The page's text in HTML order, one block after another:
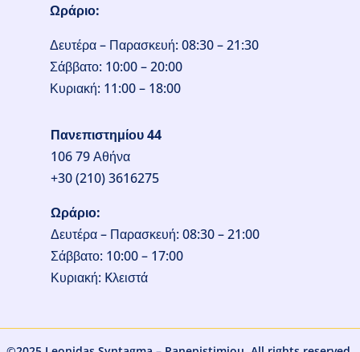
Ωράριο:
Δευτέρα – Παρασκευή: 08:30 – 21:30
Σάββατο: 10:00 – 20:00
Κυριακή: 11:00 – 18:00
Πανεπιστημίου 44
106 79 Αθήνα
+30 (210) 3616275
Ωράριο:
Δευτέρα – Παρασκευή: 08:30 – 21:00
Σάββατο: 10:00 – 17:00
Κυριακή: Kλειστά